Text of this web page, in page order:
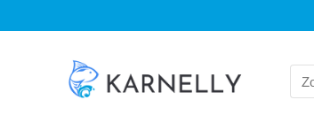
for: